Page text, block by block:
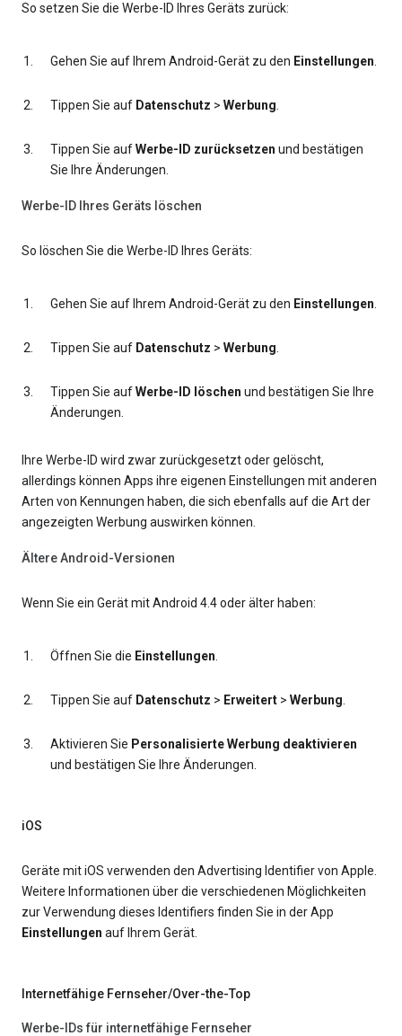
So setzen Sie die Werbe-ID Ihres Geräts zurück:
Gehen Sie auf Ihrem Android-Gerät zu den Einstellungen.
Tippen Sie auf Datenschutz > Werbung.
Tippen Sie aufWerbe-ID zurücksetzen und bestätigen
Sie Ihre Änderungen.
Werbe-ID Ihres Geräts löschen
So löschen Sie die Werbe-ID Ihres Geräts:
Gehen Sie auf Ihrem Android-Gerät zu den Einstellungen.
Tippen Sie auf Datenschutz > Werbung.
Tippen Sie aufWerbe-ID löschen und bestätigen Sie Ihre
Änderungen.
Ihre Werbe-ID wird zwar zurückgesetzt oder gelöscht,
allerdings können Apps ihre eigenen Einstellungen mit anderen
Arten von Kennungen haben, die sich ebenfalls auf die Art der
angezeigten Werbung auswirken können.
Ältere Android-Versionen
Wenn Sie ein Gerät mit Android 4.4 oder älter haben:
Öffnen Sie die Einstellungen.
Tippen Sie auf Datenschutz > Erweitert > Werbung.
Aktivieren Sie Personalisierte Werbung deaktivieren
und bestätigen Sie Ihre Änderungen.
iOS
Geräte mit iOS verwenden den Advertising Identifier von Apple.
Weitere Informationen über die verschiedenen Möglichkeiten
zur Verwendung dieses Identifiers finden Sie in der App
Einstellungen auf Ihrem Gerät.
Internetfähige Fernseher/Over-the-Top
Werbe-IDs für internetfähige Fernseher